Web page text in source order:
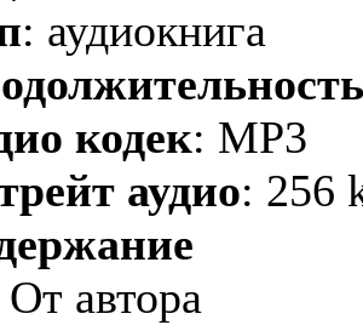
: аудиокнига
кодек: MP3
аудио: 256
автора